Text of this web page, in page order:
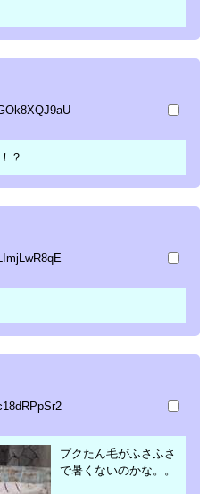
？
プクたん毛がふさふさ
で暑くないのかな。。